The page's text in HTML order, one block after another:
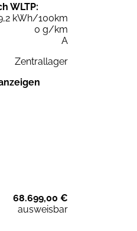
WLTP:
kWh/100km
0 g/km
A
Zentrallager
68.699,00 €
ausweisbar